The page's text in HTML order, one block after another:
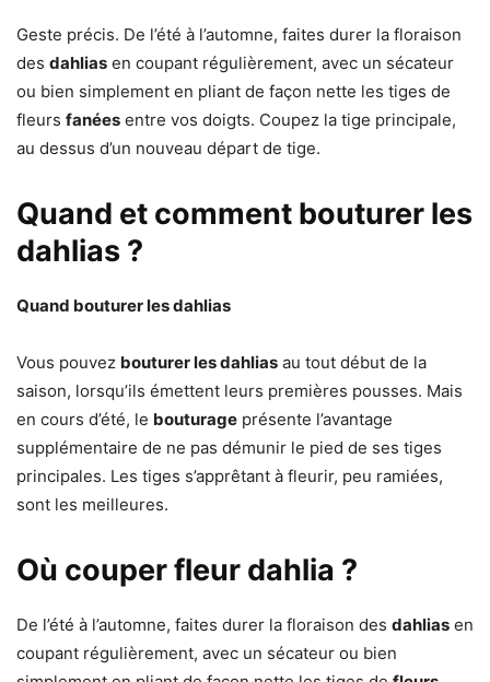
Geste précis. De l’été à l’automne, faites durer la floraison
des dahlias en coupant régulièrement, avec un sécateur
ou bien simplement en pliant de façon nette les tiges de
fleurs fanées entre vos doigts. Coupez la tige principale,
au dessus d’un nouveau départ de tige.
Quand et comment bouturer les
dahlias ?
Quand bouturer les dahlias
Vous pouvez bouturer les dahlias au tout début de la
saison, lorsqu’ils émettent leurs premières pousses. Mais
en cours d’été, le bouturage présente l’avantage
supplémentaire de ne pas démunir le pied de ses tiges
principales. Les tiges s’apprêtant à fleurir, peu ramiées,
sont les meilleures.
Où couper fleur dahlia ?
De l’été à l’automne, faites durer la floraison des dahlias en
coupant régulièrement, avec un sécateur ou bien